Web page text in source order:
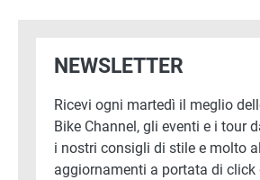
NEWSLETTER
Ricevi ogni martedì il meglio
Bike Channel, gli eventi e i tour
i nostri consigli di stile e molto
aggiornamenti a portata di click